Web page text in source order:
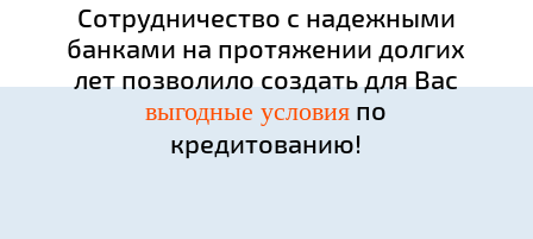
Сотрудничество с надежными
банками на протяжении долгих
лет позволило создать для Вас
выгодные условия по
кредитованию!